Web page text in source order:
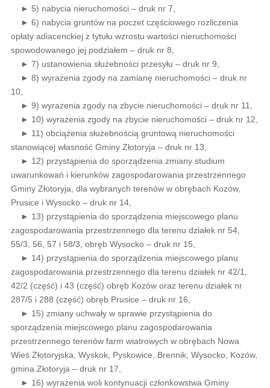
► 5) nabycia nieruchomości – druk nr 7,
► 6) nabycia gruntów na poczet częściowego rozliczenia
opłaty adiacenckiej z tytułu wzrostu wartości nieruchomości
spowodowanego jej podziałem – druk nr 8,
► 7) ustanowienia służebności przesyłu – druk nr 9,
► 8) wyrażenia zgody na zamianę nieruchomości – druk nr
10,
► 9) wyrażenia zgody na zbycie nieruchomości – druk nr 11,
► 10) wyrażenia zgody na zbycie nieruchomości – druk nr 12,
► 11) obciążenia służebnością gruntową nieruchomości
stanowiącej własność Gminy Złotoryja – druk nr 13,
► 12) przystąpienia do sporządzenia zmiany studium
uwarunkowań i kierunków zagospodarowania przestrzennego
Gminy Złotoryja, dla wybranych terenów w obrębach Kozów,
Prusice i Wysocko – druk nr 14,
► 13) przystąpienia do sporządzenia miejscowego planu
zagospodarowania przestrzennego dla terenu działek nr 54,
55/3, 56, 57 i 58/3, obręb Wysocko – druk nr 15,
► 14) przystąpienia do sporządzenia miejscowego planu
zagospodarowania przestrzennego dla terenu działek nr 42/1,
42/2 (część) i 43 (część) obręb Kozów oraz terenu działek nr
287/5 i 288 (część) obręb Prusice – druk nr 16,
► 15) zmiany uchwały w sprawie przystąpienia do
sporządzenia miejscowego planu zagospodarowania
przestrzennego terenów farm wiatrowych w obrębach Nowa
Wieś Złotoryjska, Wyskok, Pyskowice, Brennik, Wysocko, Kozów,
gmina Złotoryja – druk nr 17,
► 16) wyrażenia woli kontynuacji członkowstwa Gminy